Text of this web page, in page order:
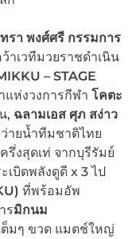
า พงศ์ศรี กรรมการ
าเวทีมวยราชดำเนิน
– STAGE
ห่งวงการกีฬา โคตะ
, ฉลามเอส ศุภ สง่าว
ายน้ำทีมชาติไทย
รึ่งสุดเท่ จากบุรีรัมย์
เบิดพลังดูดี x 3 ไป
ที่พร้อมอัพ
รมิกนม
มๆ ขวด แมตช์ใหญ่